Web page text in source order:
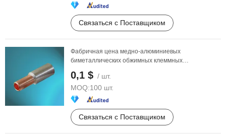
Связаться с Поставщиком
Фабричная цена медно-алюминиевых
биметаллических обжимных клеммных
соединителей
0,1 $ / шт.
MOQ:100 шт.
Связаться с Поставщиком